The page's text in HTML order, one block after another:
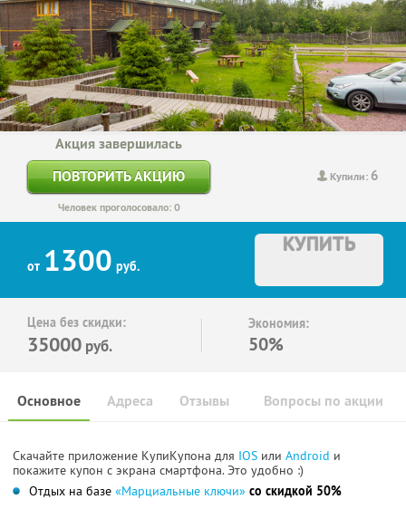
Купили: 6
Акция завершилась
ПОВТОРИТЬ АКЦИЮ
Человек проголосовало: 0
от 1300 руб.
КУПИТЬ
Цена без скидки:
35000 руб.
Экономия:
50%
Основное Отзывы Вопросы по акции
Адреса
Скачайте приложение КупиКупона для IOS или Android и
покажите купон с экрана смартфона. Это удобно :)
Отдых на базе «Марциальные ключи» со скидкой 50%